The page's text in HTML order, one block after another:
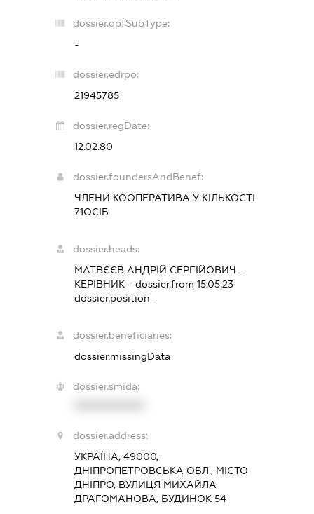
dossier.opfSubType:
-
dossier.edrpo:
21945785
dossier.regDate:
12.02.80
dossier.foundersAndBenef:
ЧЛЕНИ КООПЕРАТИВА У КІЛЬКОСТІ
71ОСІБ
dossier.heads:
МАТВЄЄВ АНДРІЙ СЕРГІЙОВИЧ -
КЕРІВНИК- dossier.from 15.05.23
dossier.position -
dossier.beneficiaries:
dossier.missingData
dossier.smida:
dossier.address:
УКРАЇНА, 49000,
ДНІПРОПЕТРОВСЬКА ОБЛ., МІСТО
ДНІПРО, ВУЛИЦЯ МИХАЙЛА
ДРАГОМАНОВА, БУДИНОК 54